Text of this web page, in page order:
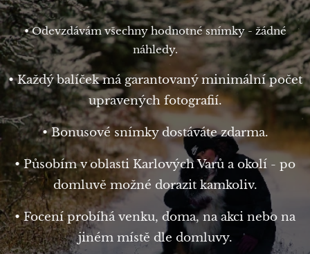
• Odevzdávám všechny hodnotné snímky - žádné
náhledy.
• Každý balíček má garantovaný minimální počet
upravených fotografií.
• Bonusové snímky dostáváte zdarma.
• Působím v oblasti Karlových Varů a okolí - po
domluvě možné dorazit kamkoliv.
• Focení probíhá venku, doma, na akci nebo na
jiném místě dle domluvy.